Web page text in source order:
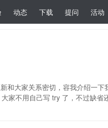
动态 下载 提问 活动
和大家关系密切，容我介绍一
家不用自己写 try 了，不过缺